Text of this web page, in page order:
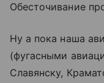
Обесточивание
Ну а пока наша
(фугасными
Славянску,